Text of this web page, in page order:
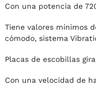
Con una potencia de
Tiene valores mínimos
cómodo, sistema
Placas de escobillas
Con una velocidad de